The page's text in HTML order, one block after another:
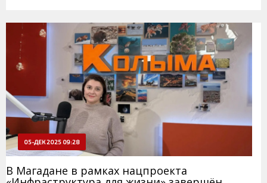
05-ДЕК 2025 09:28
В Магадане в рамках нацпроекта